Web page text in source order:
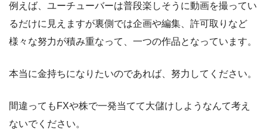
例えば、ユーチューバーは普段楽しそうに動画を撮ってい
るだけに見えますが裏側では企画や編集、許可取りなど
様々な努力が積み重なって、一つの作品となっています。
本当に金持ちになりたいのであれば、努力してください。
間違ってもFXや株で一発当てて大儲けしようなんて考え
ないでください。